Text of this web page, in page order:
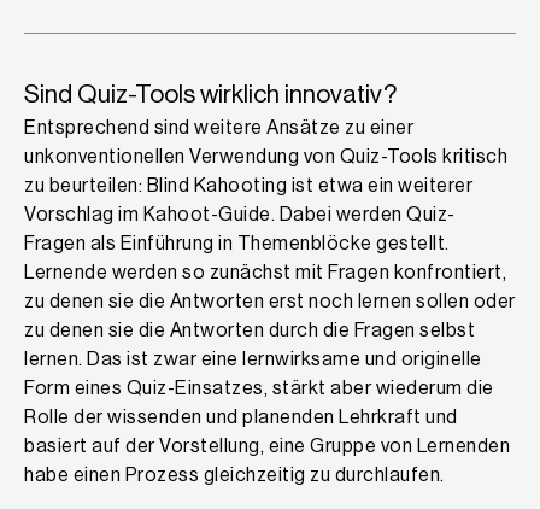
Sind Quiz-Tools wirklich innovativ?
Entsprechend sind weitere Ansätze zu einer
unkonventionellen Verwendung von Quiz-Tools kritisch
zu beurteilen: Blind Kahooting ist etwa ein weiterer
Vorschlag im Kahoot-Guide. Dabei werden Quiz-
Fragen als Einführung in Themenblöcke gestellt.
Lernende werden so zunächst mit Fragen konfrontiert,
zu denen sie die Antworten erst noch lernen sollen oder
zu denen sie die Antworten durch die Fragen selbst
lernen. Das ist zwar eine lernwirksame und originelle
Form eines Quiz-Einsatzes, stärkt aber wiederum die
Rolle der wissenden und planenden Lehrkraft und
basiert auf der Vorstellung, eine Gruppe von Lernenden
habe einen Prozess gleichzeitig zu durchlaufen.